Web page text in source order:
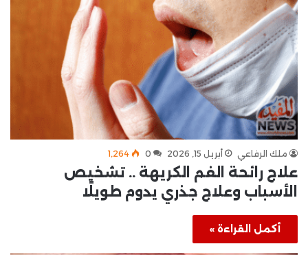
ملك الرفاعي أبريل 15, 2026 0 1٬264
علاج رائحة الفم الكريهة .. تشخيص
الأسباب وعلاج جذري يدوم طويلًا
أكمل القراءة »